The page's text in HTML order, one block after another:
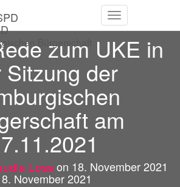
Bürgerschaft
Navigation
zum UKE in
Sitzung der
am
Losson 18. November 2021
November 2021